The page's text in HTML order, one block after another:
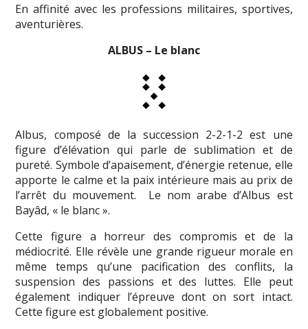
En affinité avec les professions militaires, sportives,
aventurières.
ALBUS – Le blanc
Albus, composé de la succession 2-2-1-2 est une
figure d’élévation qui parle de sublimation et de
pureté. Symbole d’apaisement, d’énergie retenue, elle
apporte le calme et la paix intérieure mais au prix de
l’arrêt du mouvement. Le nom arabe d’Albus est
Bayâd, « le blanc ».
Cette figure a horreur des compromis et de la
médiocrité. Elle révèle une grande rigueur morale en
même temps qu’une pacification des conflits, la
suspension des passions et des luttes. Elle peut
également indiquer l’épreuve dont on sort intact.
Cette figure est globalement positive.